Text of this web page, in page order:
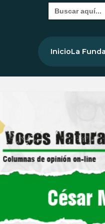
Buscar:
InicioLa